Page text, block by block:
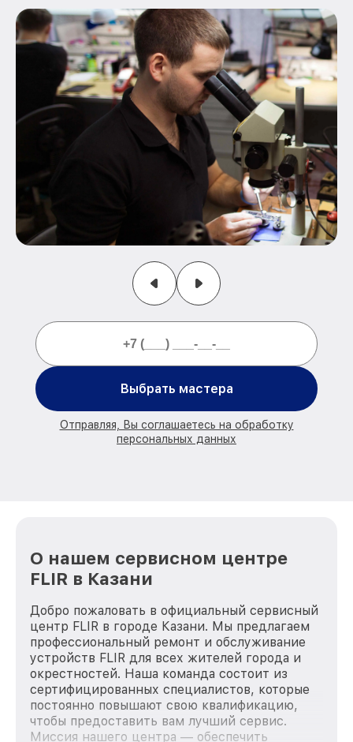
Выбрать мастера
Отправляя, Вы соглашаетесь на обработку
персональных данных
О нашем сервисном центре
FLIR в Казани
Добро пожаловать в официальный сервисный
центр FLIR в городе Казани. Мы предлагаем
профессиональный ремонт и обслуживание
устройств FLIR для всех жителей города и
окрестностей. Наша команда состоит из
сертифицированных специалистов, которые
постоянно повышают свою квалификацию,
чтобы предоставить вам лучший сервис.
Миссия нашего центра — обеспечить